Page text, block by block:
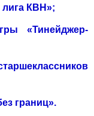
КВН»;
«Тинейджер-
границ».